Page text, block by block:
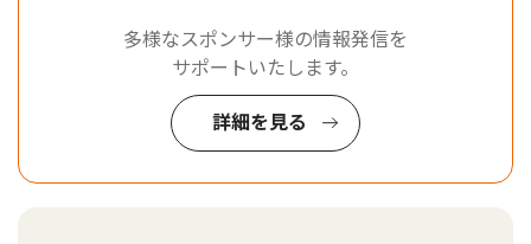
多様なスポンサー様の情報発信を
サポートいたします。
詳細を見る